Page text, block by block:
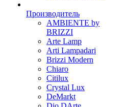
Производитель
AMBIENTE by
BRIZZI
Arte Lamp
Arti Lampadari
Brizzi Modern
Chiaro
Citilux
Crystal Lux
DeMarkt